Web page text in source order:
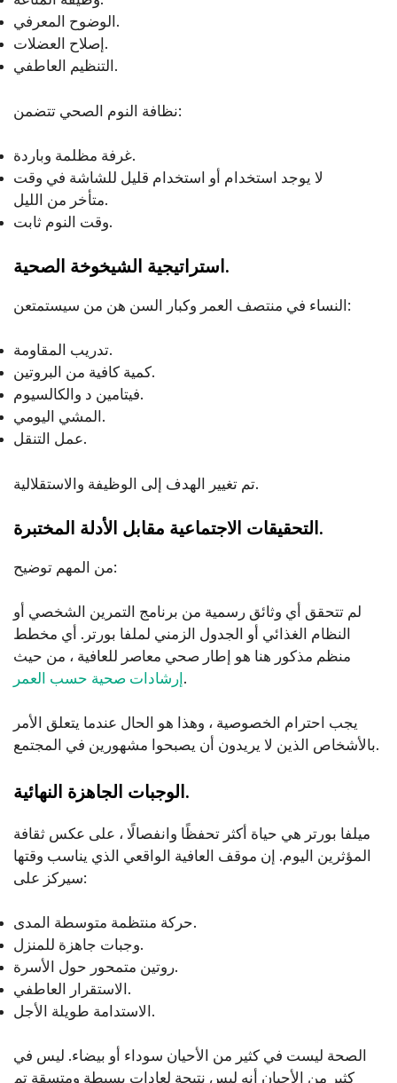
الوضوح المعرفي.
إصلاح العضلات.
التنظيم العاطفي.
نظافة النوم الصحي تتضمن:
غرفة مظلمة وباردة.
لا يوجد استخدام أو استخدام قليل للشاشة في وقت
متأخر من الليل.
وقت النوم ثابت.
استراتيجية الشيخوخة الصحية.
النساء في منتصف العمر وكبار السن هن من سيستمتعن:
تدريب المقاومة.
كمية كافية من البروتين.
فيتامين د والكالسيوم.
المشي اليومي.
عمل التنقل.
تم تغيير الهدف إلى الوظيفة والاستقلالية.
التحقيقات الاجتماعية مقابل الأدلة المختبرة.
من المهم توضيح:
لم تتحقق أي وثائق رسمية من برنامج التمرين الشخصي أو
النظام الغذائي أو الجدول الزمني لملفا بورتر. أي مخطط
منظم مذكور هنا هو إطار صحي معاصر للعافية ، من حيث
إرشادات صحية حسب العمر .
يجب احترام الخصوصية ، وهذا هو الحال عندما يتعلق الأمر
بالأشخاص الذين لا يريدون أن يصبحوا مشهورين في المجتمع.
الوجبات الجاهزة النهائية.
ميلفا بورتر هي حياة أكثر تحفظًا وانفصالًا ، على عكس ثقافة
المؤثرين اليوم. إن موقف العافية الواقعي الذي يناسب وقتها
سيركز على:
حركة منتظمة متوسطة المدى.
وجبات جاهزة للمنزل.
روتين متمحور حول الأسرة.
الاستقرار العاطفي.
الاستدامة طويلة الأجل.
الصحة ليست في كثير من الأحيان سوداء أو بيضاء. ليس في
كثير من الأحيان أنه ليس نتيجة لعادات بسيطة ومتسقة تم